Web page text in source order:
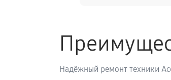
Надёжный ремонт техники